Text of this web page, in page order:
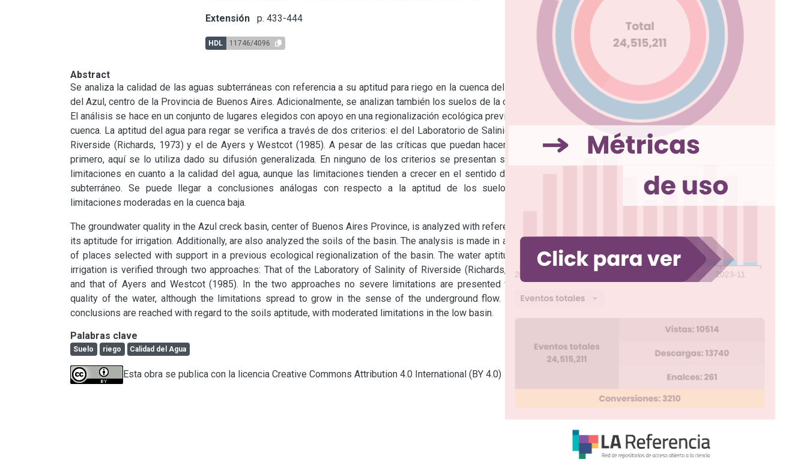
Extensión p. 433-444
HDL 11746/4096
Abstract
Se analiza la calidad de las aguas subterráneas con referencia a su aptitud para riego en la cuenca del arroyo
del Azul, centro de la Provincia de Buenos Aires. Adicionalmente, se analizan también los suelos de la cuenca.
El análisis se hace en un conjunto de lugares elegidos con apoyo en una regionalización ecológica previa de la
cuenca. La aptitud del agua para regar se verifica a través de dos criterios: el del Laboratorio de Salinidad de
Riverside (Richards, 1973) y el de Ayers y Westcot (1985). A pesar de las críticas que puedan hacerse del
primero, aquí se lo utiliza dado su difusión generalizada. En ninguno de los criterios se presentan severas
limitaciones en cuanto a la calidad del agua, aunque las limitaciones tienden a crecer en el sentido del flujo
subterráneo. Se puede llegar a conclusiones análogas con respecto a la aptitud de los suelos, con
limitaciones moderadas en la cuenca baja.
The groundwater quality in the Azul creck basin, center of Buenos Aires Province, is analyzed with reference to
its aptitude for irrigation. Additionally, are also analyzed the soils of the basin. The analysis is made in a group
of places selected with support in a previous ecological regionalization of the basin. The water aptitude for
irrigation is verified through two approaches: That of the Laboratory of Salinity of Riverside (Richards, 1973)
and that of Ayers and Westcot (1985). In the two approaches no severe limitations are presented for the
quality of the water, although the limitations spread to grow in the sense of the underground flow. Similar
conclusions are reached with regard to the soils aptitude, with moderated limitations in the low basin.
Palabras clave
Suelo riego Calidad del Agua
Esta obra se publica con la licencia Creative Commons Attribution 4.0 International (BY 4.0)